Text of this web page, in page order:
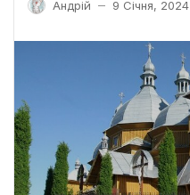
Андрій — 9 Січня, 2024